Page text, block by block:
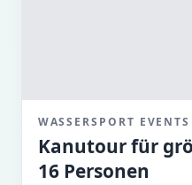
WASSERSPORT
Kanutour für
16 Personen